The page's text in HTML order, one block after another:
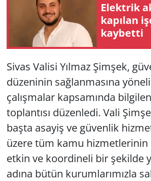
Elektrik
kapılan
kaybetti
Sivas Valisi Yılmaz Şimşek,
düzeninin sağlanmasına
çalışmalar kapsamında
toplantısı düzenledi. Vali
başta asayiş ve güvenlik
üzere tüm kamu hizmetlerinin
etkin ve koordineli bir şekilde
adına bütün kurumlarımızla